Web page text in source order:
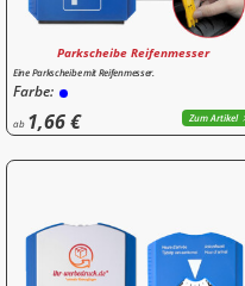
Parkscheibe Reifenmesser
Eine Parkscheibe mit Reifenmesser.
Farbe:
ab 1,66 € Zum Artikel